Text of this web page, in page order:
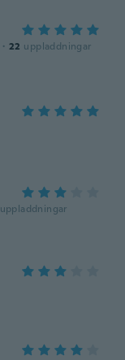
· 22 uppladdningar
uppladdningar